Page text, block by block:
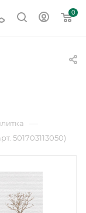
0
—
501703113050)